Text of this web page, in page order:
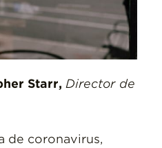
Starr, Director de
de coronavirus,